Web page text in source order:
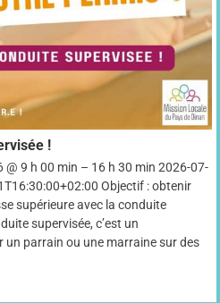
!
@ 9 h 00 min – 16 h 30 min 2026-07-
Objectif : obtenir
supérieure avec la conduite
supervisée, c’est un
parrain ou une marraine sur des